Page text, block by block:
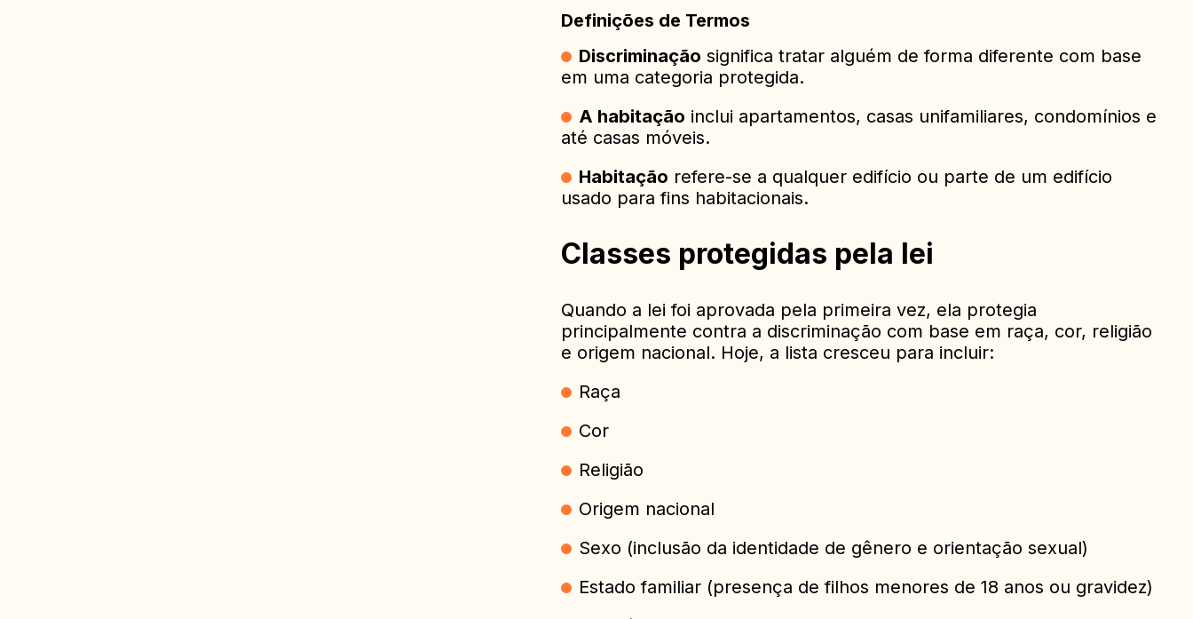
Definições de Termos
Discriminação significa tratar alguém de forma diferente com base
em uma categoria protegida.
A habitação inclui apartamentos, casas unifamiliares, condomínios e
até casas móveis.
Habitação refere-se a qualquer edifício ou parte de um edifício
usado para fins habitacionais.
Classes protegidas pela lei
Quando a lei foi aprovada pela primeira vez, ela protegia
principalmente contra a discriminação com base em raça, cor, religião
e origem nacional. Hoje, a lista cresceu para incluir:
Raça
Cor
Religião
Origem nacional
Sexo (inclusão da identidade de gênero e orientação sexual)
Estado familiar (presença de filhos menores de 18 anos ou gravidez)